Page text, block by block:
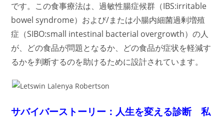
です。この食事療法は、過敏性腸症候群（IBS:irritable
bowel syndrome）および/または小腸内細菌過剰増殖
症（SIBO:small intestinal bacterial overgrowth）の人
が、どの食品が問題となるか、どの食品が症状を軽減す
るかを判断するのを助けるために設計されています。
サバイバーストーリー：人生を変える診断 私